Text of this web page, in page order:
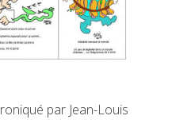
par Jean-Louis